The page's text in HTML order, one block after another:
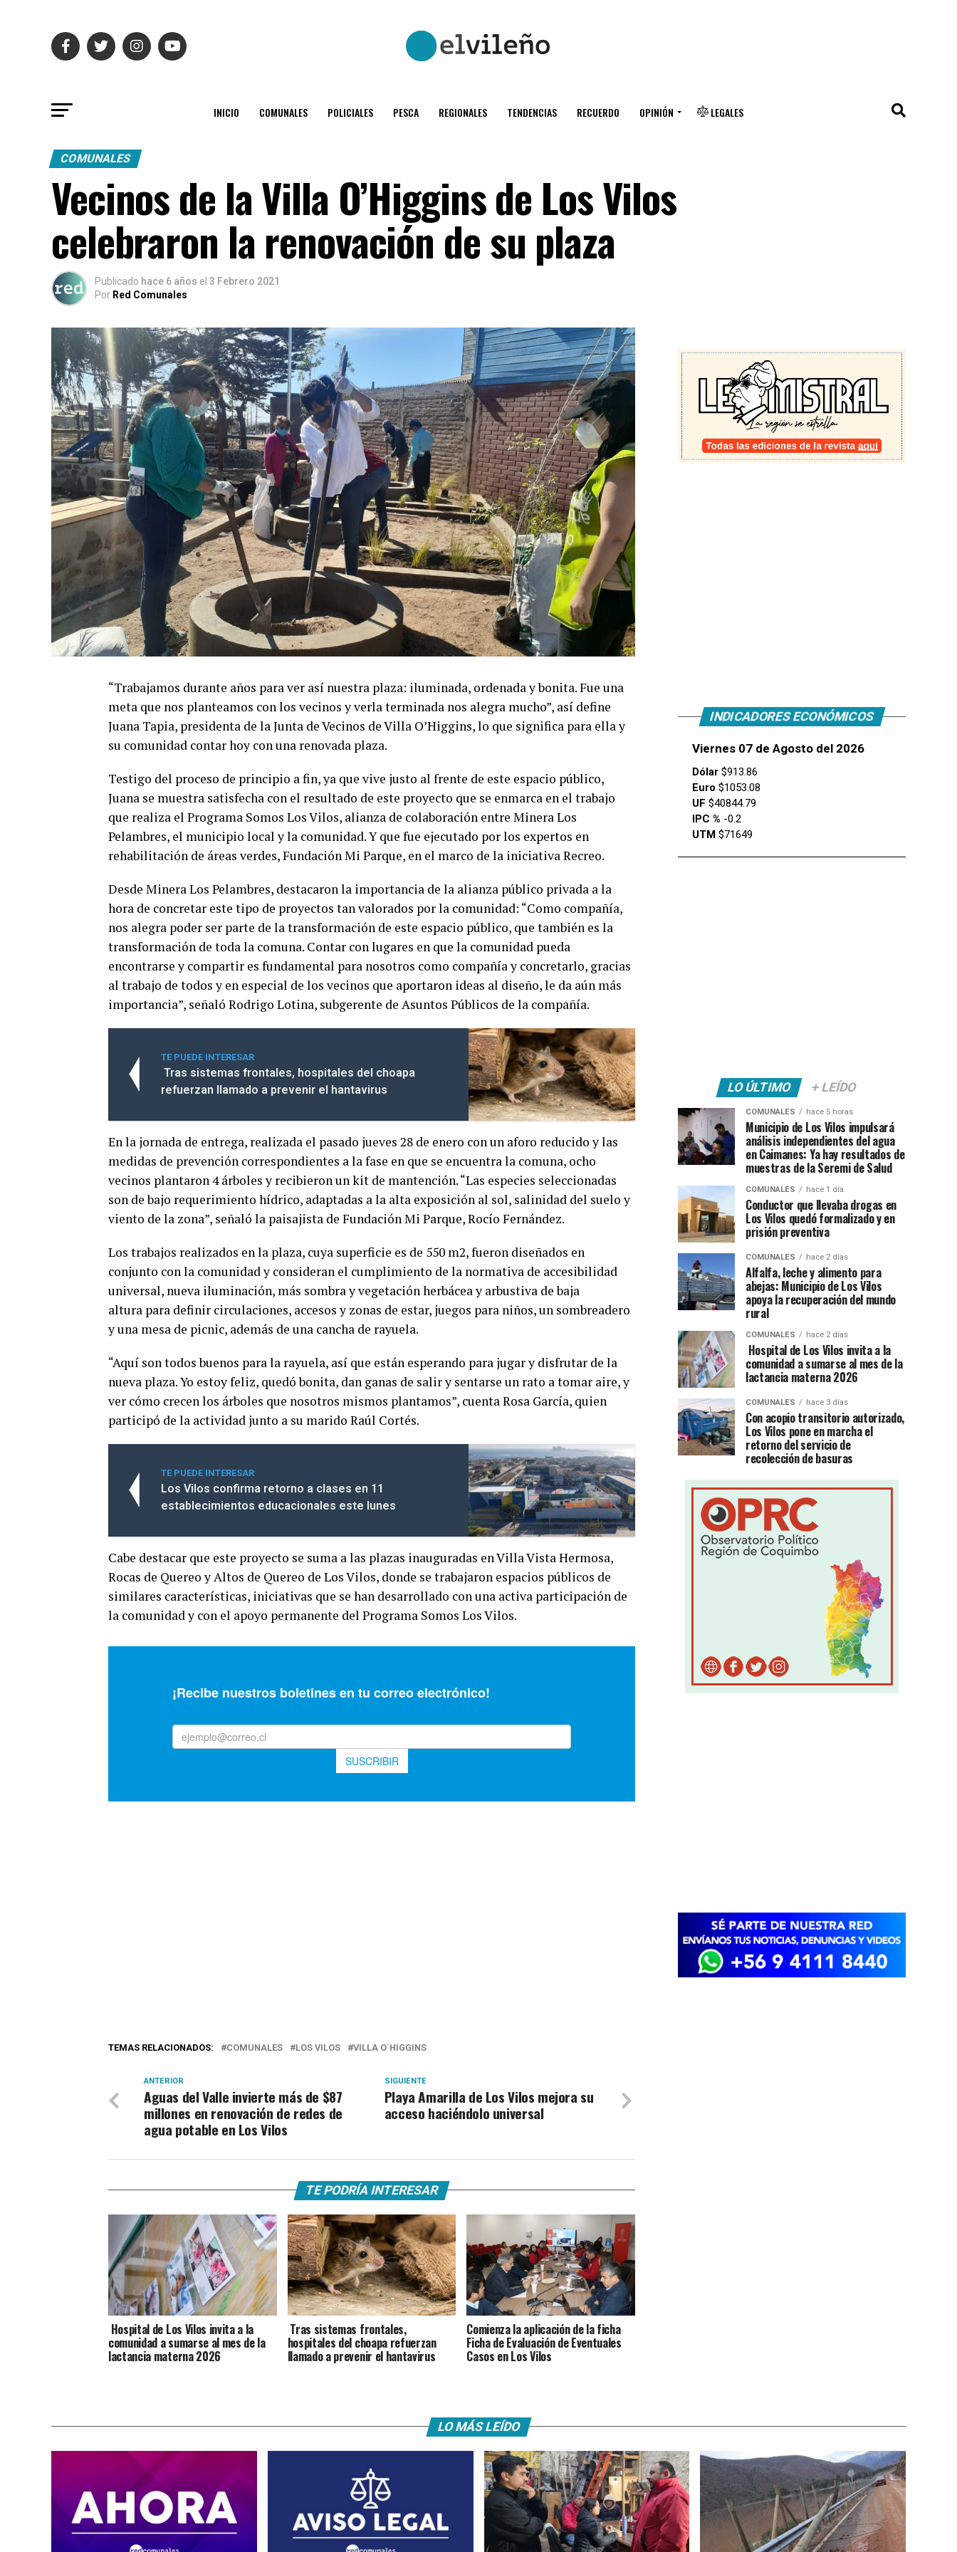
INICIO COMUNALES POLICIALES PESCA REGIONALES TENDENCIAS RECUERDO OPINIÓN LEGALES
COMUNALES
Vecinos de la Villa O’Higgins de Los Vilos
celebraron la renovación de su plaza
Publicado hace 6 años el 3 Febrero 2021
Por Red Comunales
“Trabajamos durante años para ver así nuestra plaza: iluminada, ordenada y bonita. Fue una
meta que nos planteamos con los vecinos y verla terminada nos alegra mucho”, así define
Juana Tapia, presidenta de la Junta de Vecinos de Villa O’Higgins, lo que significa para ella y
su comunidad contar hoy con una renovada plaza.
Testigo del proceso de principio a fin, ya que vive justo al frente de este espacio público,
Juana se muestra satisfecha con el resultado de este proyecto que se enmarca en el trabajo
que realiza el Programa Somos Los Vilos, alianza de colaboración entre Minera Los
Pelambres, el municipio local y la comunidad. Y que fue ejecutado por los expertos en
rehabilitación de áreas verdes, Fundación Mi Parque, en el marco de la iniciativa Recreo.
Desde Minera Los Pelambres, destacaron la importancia de la alianza público privada a la
hora de concretar este tipo de proyectos tan valorados por la comunidad: “Como compañía,
nos alegra poder ser parte de la transformación de este espacio público, que también es la
transformación de toda la comuna. Contar con lugares en que la comunidad pueda
encontrarse y compartir es fundamental para nosotros como compañía y concretarlo, gracias
al trabajo de todos y en especial de los vecinos que aportaron ideas al diseño, le da aún más
importancia”, señaló Rodrigo Lotina, subgerente de Asuntos Públicos de la compañía.
TE PUEDE INTERESAR
Tras sistemas frontales, hospitales del choapa
refuerzan llamado a prevenir el hantavirus
En la jornada de entrega, realizada el pasado jueves 28 de enero con un aforo reducido y las
medidas de prevención correspondientes a la fase en que se encuentra la comuna, ocho
vecinos plantaron 4 árboles y recibieron un kit de mantención. “Las especies seleccionadas
son de bajo requerimiento hídrico, adaptadas a la alta exposición al sol, salinidad del suelo y
viento de la zona”, señaló la paisajista de Fundación Mi Parque, Rocío Fernández.
Los trabajos realizados en la plaza, cuya superficie es de 550 m2, fueron diseñados en
conjunto con la comunidad y consideran el cumplimiento de la normativa de accesibilidad
universal, nueva iluminación, más sombra y vegetación herbácea y arbustiva de baja
altura para definir circulaciones, accesos y zonas de estar, juegos para niños, un sombreadero
y una mesa de picnic, además de una cancha de rayuela.
“Aquí son todos buenos para la rayuela, así que están esperando para jugar y disfrutar de la
nueva plaza. Yo estoy feliz, quedó bonita, dan ganas de salir y sentarse un rato a tomar aire, y
ver cómo crecen los árboles que nosotros mismos plantamos”, cuenta Rosa García, quien
participó de la actividad junto a su marido Raúl Cortés.
TE PUEDE INTERESAR
Los Vilos confirma retorno a clases en 11
establecimientos educacionales este lunes
Cabe destacar que este proyecto se suma a las plazas inauguradas en Villa Vista Hermosa,
Rocas de Quereo y Altos de Quereo de Los Vilos, donde se trabajaron espacios públicos de
similares características, iniciativas que se han desarrollado con una activa participación de
la comunidad y con el apoyo permanente del Programa Somos Los Vilos.
TEMAS RELACIONADOS: COMUNALES LOS VILOS VILLA O´HIGGINS
SIGUIENTE
Playa Amarilla de Los Vilos mejora su
acceso haciéndolo universal
ANTERIOR
Aguas del Valle invierte más de $87
millones en renovación de redes de
agua potable en Los Vilos
TE PODRÍA INTERESAR
Hospital de Los Vilos invita a la
comunidad a sumarse al mes de la
lactancia materna 2026
Tras sistemas frontales,
hospitales del choapa refuerzan
llamado a prevenir el hantavirus
Comienza la aplicación de la ficha
Ficha de Evaluación de Eventuales
Casos en Los Vilos
INDICADORES ECONÓMICOS
Viernes 07 de Agosto del 2026
Dólar $913.86
Euro $1053.08
UF $40844.79
IPC % -0.2
UTM $71649
LO ÚLTIMO + LEÍDO
COMUNALES hace 5 horas
Municipio de Los Vilos impulsará
análisis independientes del agua
en Caimanes: Ya hay resultados de
muestras de la Seremi de Salud
COMUNALES hace 1 día
Conductor que llevaba drogas en
Los Vilos quedó formalizado y en
prisión preventiva
COMUNALES hace 2 días
Alfalfa, leche y alimento para
abejas: Municipio de Los Vilos
apoya la recuperación del mundo
rural
COMUNALES hace 2 días
Hospital de Los Vilos invita a la
comunidad a sumarse al mes de la
lactancia materna 2026
COMUNALES hace 3 días
Con acopio transitorio autorizado,
Los Vilos pone en marcha el
retorno del servicio de
recolección de basuras
LO MÁS LEÍDO